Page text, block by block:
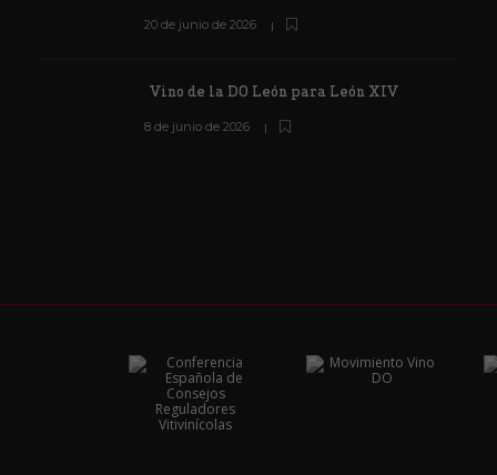
20 de junio de 2026
Vino de la DO León para León XIV
8 de junio de 2026